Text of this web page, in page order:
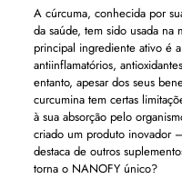
A cúrcuma, conhecida por
da saúde, tem sido usada na
principal ingrediente ativo é
antiinflamatórios,
entanto, apesar dos seus
curcumina tem certas
à sua absorção pelo
criado um produto inovador
destaca de outros
torna o NANOFY único?